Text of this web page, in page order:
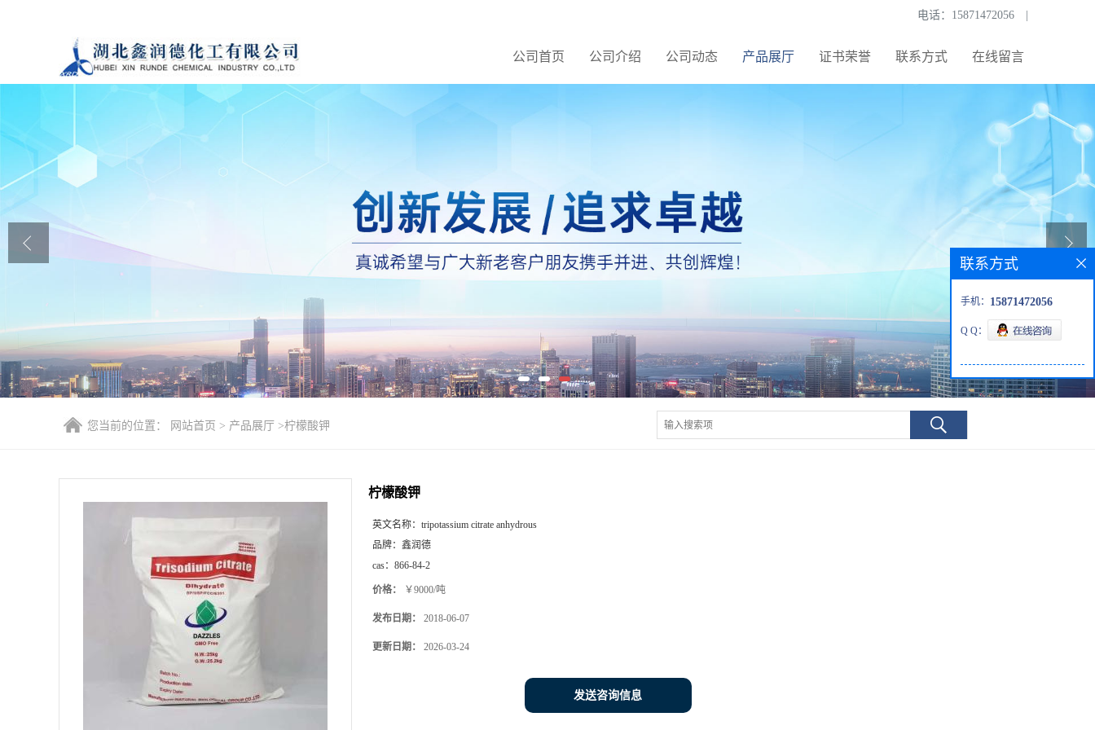
电话： 15871472056
公司首页 公司介绍 公司动态 产品展厅 证书荣誉 联系方式 在线留言
产品展厅
联系方式
您当前的位置： 网站首页 > 产品展厅 >柠檬酸钾
柠檬酸钾
英文名称： tripotassium citrate anhydrous
品牌： 鑫润德
cas： 866-84-2
价格： ￥9000/吨
发布日期： 2018-06-07
更新日期： 2026-03-24
发送咨询信息
联系方式
手机： 15871472056
Q Q：